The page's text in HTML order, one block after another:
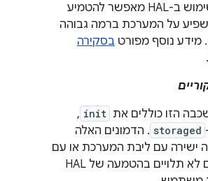
ברמה נמוכה יותר. שימוש ב-HAL מאפשר להטמיע
על המערכת ברמה גבוהה
מידע נוסף מפורט בסקירה
.
הזו כוללים את init
,‏
storaged . הדמונים האלה
ישירה עם ליבת המערכת או עם
ממשקים אחרים, והם לא תלויים בהטמעה של HAL